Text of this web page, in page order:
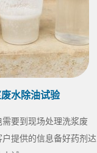
水除油试验
要到现场处理洗浆废
提供的信息备好药剂达